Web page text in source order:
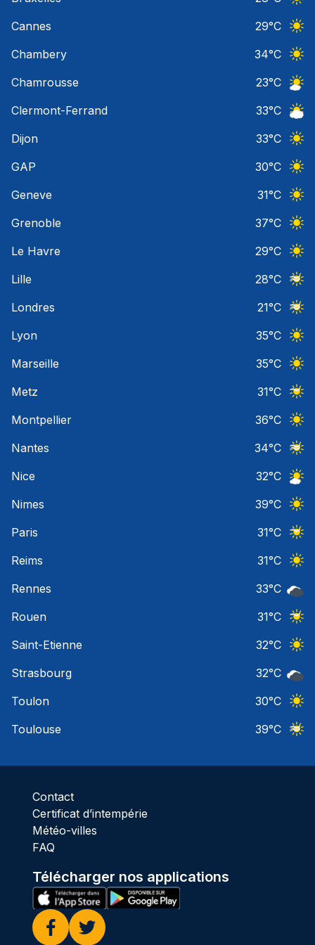
Cannes
29°C
Chambery
34°C
Chamrousse
23°C
Clermont-Ferrand
33°C
Dijon
33°C
GAP
30°C
Geneve
31°C
Grenoble
37°C
Le Havre
29°C
Lille
28°C
Londres
21°C
Lyon
35°C
Marseille
35°C
Metz
31°C
Montpellier
36°C
Nantes
34°C
Nice
32°C
Nimes
39°C
Paris
31°C
Reims
31°C
Rennes
33°C
Rouen
31°C
Saint-Etienne
32°C
Strasbourg
32°C
Toulon
30°C
Toulouse
39°C
Contact
Certificat d’intempérie
Météo-villes
FAQ
Télécharger nos applications